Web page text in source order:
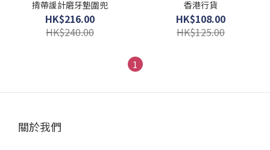
揹帶諼計磨牙墊圍兜
HK$216.00
HK$240.00
香港行貨
HK$108.00
HK$125.00
1
關於我們